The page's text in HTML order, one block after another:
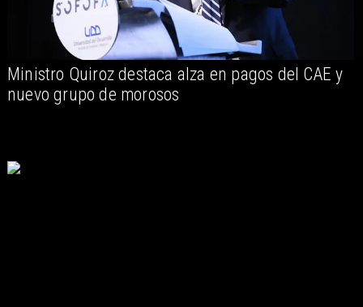
Ministro Quiroz destaca alza en pagos del CAE y
nuevo grupo de morosos